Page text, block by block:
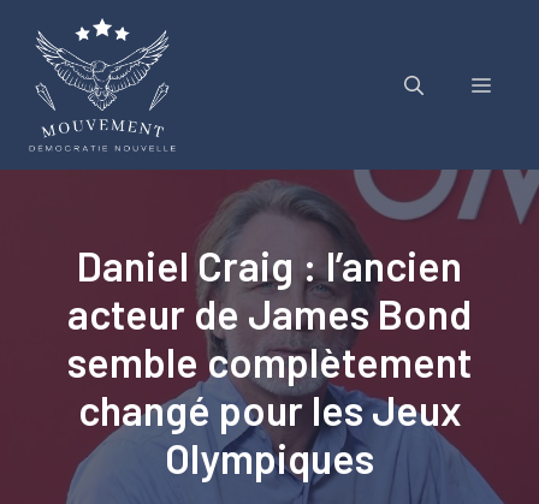
contenu
Menu
Daniel Craig : l’ancien
acteur de James Bond
semble complètement
changé pour les Jeux
Olympiques